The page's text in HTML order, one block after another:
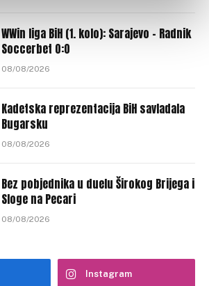
WWin liga BiH (1. kolo): Sarajevo – Radnik
Soccerbet 0:0
08/08/2026
Kadetska reprezentacija BiH savladala
Bugarsku
08/08/2026
Bez pobjednika u duelu Širokog Brijega i
Sloge na Pecari
08/08/2026
Instagram